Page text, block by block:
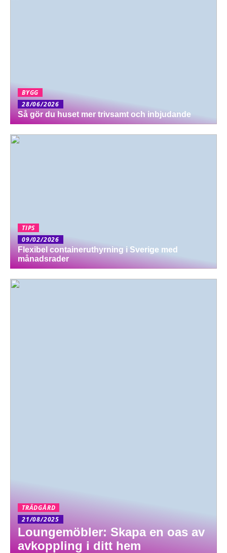
BYGG
28/06/2026
Så gör du huset mer trivsamt och inbjudande
TIPS
09/02/2026
Flexibel containeruthyrning i Sverige med
månadsrader
TRÄDGÅRD
21/08/2025
Loungemöbler: Skapa en oas av
avkoppling i ditt hem